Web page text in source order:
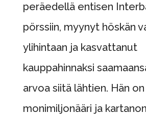
peräedellä entisen
pörssiin, myynyt höskän
ylihintaan ja kasvattanut
kauppahinnaksi
arvoa siitä lähtien. Hän
monimiljonääri ja